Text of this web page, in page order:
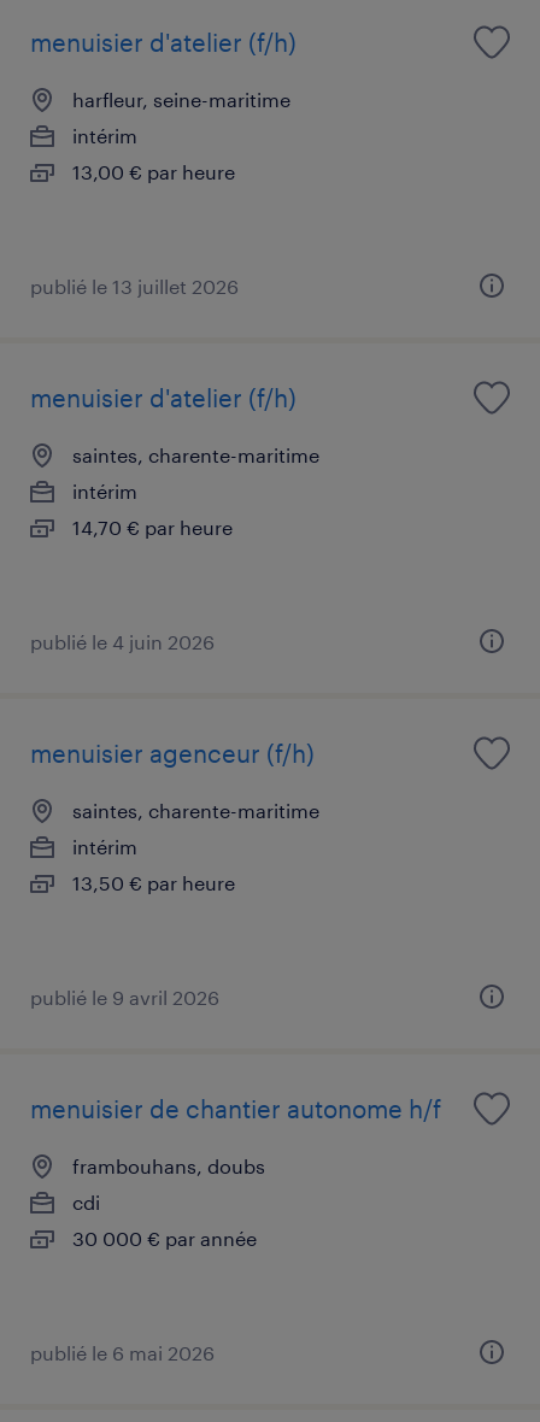
menuisier d'atelier (f/h)
harfleur, seine-maritime
intérim
13,00 € par heure
publié le 13 juillet 2026
menuisier d'atelier (f/h)
saintes, charente-maritime
intérim
14,70 € par heure
publié le 4 juin 2026
menuisier agenceur (f/h)
saintes, charente-maritime
intérim
13,50 € par heure
publié le 9 avril 2026
menuisier de chantier autonome h/f
frambouhans, doubs
cdi
30 000 € par année
publié le 6 mai 2026